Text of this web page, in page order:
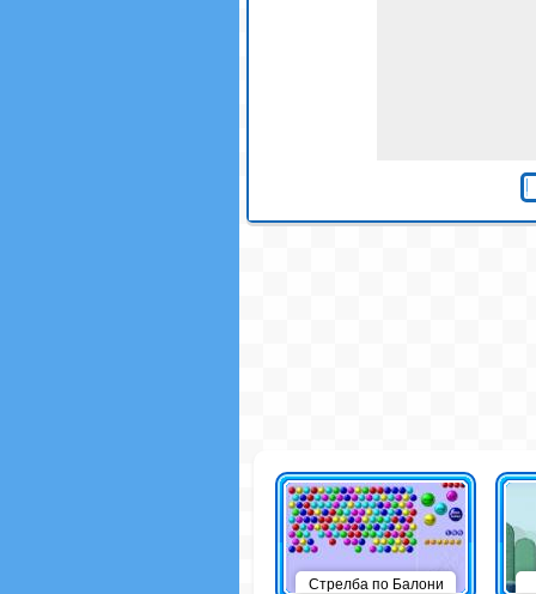
Стрелба по Балони